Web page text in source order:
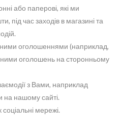
або паперові, які ми
під час заходів в магазині та
оголошеннями (наприклад,
оголошень на сторонньому
з Вами, наприклад
на нашому сайті.
мережі.